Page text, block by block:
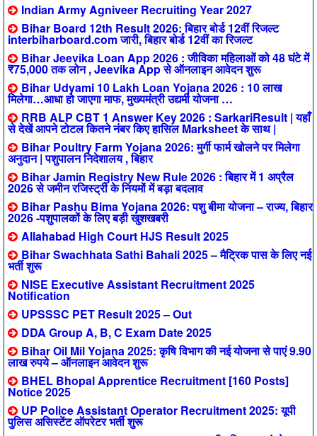
Indian Army Agniveer Recruiting Year 2027
Bihar Board 12th Result 2026: बिहार बोर्ड 12वीं रिजल्ट
interbiharboard.com जारी, बिहार बोर्ड 12वीं का रिजल्ट
Bihar Jeevika Loan App 2026 : जीविका महिलाओं को 48 घंटे में
₹75,000 तक लोन , Jeevika App से ऑनलाइन आवेदन शुरू
Bihar Udyami 10 Lakh Loan Yojana 2026 : 10 लाख
मिलेगा…आधा हो जाएगा माफ, मुख्यमंत्री उद्यमी योजना …
RRB ALP CBT 1 Answer Key 2026 : SarkariResult | यहाँ
से देखें आपने टोटल कितने नंबर किए हासिल Marksheet के साथ |
Bihar Poultry Farm Yojana 2026: मुर्गी फार्म खोलने पर मिलेगा
अनुदान | पशुपालन निदेशालय , बिहार
Bihar Jamin Registry New Rule 2026 : बिहार में 1 अप्रैल
2026 से जमीन रजिस्ट्री के नियमों में बड़ा बदलाव
Bihar Pashu Bima Yojana 2026: पशु बीमा योजना – राज्य, बिहार
2026 -पशुपालकों के लिए बड़ी खुशखबरी
Allahabad High Court HJS Result 2025
Bihar Swachhata Sathi Bahali 2025 – मैट्रिक पास के लिए नई
भर्ती शुरू
NISE Executive Assistant Recruitment 2025
Notification
UPSSSC PET Result 2025 – Out
DDA Group A, B, C Exam Date 2025
Bihar Oil Mil Yojana 2025: कृषि विभाग की नई योजना से पाएं 9.90
लाख रुपये – ऑनलाइन आवेदन शुरू
BHEL Bhopal Apprentice Recruitment [160 Posts]
Notice 2025
UP Police Assistant Operator Recruitment 2025: यूपी
पुलिस असिस्टेंट ऑपरेटर भर्ती शुरू